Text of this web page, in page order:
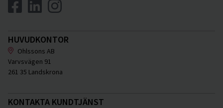
HUVUDKONTOR
Ohlssons AB
Varvsvägen 91
261 35 Landskrona
KONTAKTA KUNDTJÄNST